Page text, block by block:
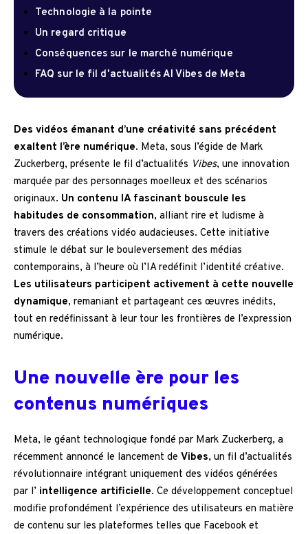
Technologie à la pointe
Un regard critique
Conséquences sur le marché numérique
FAQ sur le fil d'actualités AI Vibes de Meta
Des vidéos émanant d’une créativité sans précédent
exaltent l’ère numérique. Meta, sous l’égide de Mark
Zuckerberg, présente le fil d’actualités Vibes, une innovation
marquée par des personnages moelleux et des scénarios
originaux. Un contenu IA fascinant bouscule les
habitudes de consommation, alliant rire et ludisme à
travers des créations vidéo audacieuses. Cette initiative
stimule le débat sur le bouleversement des médias
contemporains, à l’heure où l’IA redéfinit l’identité créative.
Les utilisateurs participent activement à cette nouvelle
dynamique, remaniant et partageant ces œuvres inédits,
tout en redéfinissant à leur tour les frontières de l’expression
numérique.
Une nouvelle ère pour les
contenus numériques
Meta, le géant technologique fondé par Mark Zuckerberg, a
récemment annoncé le lancement de Vibes, un fil d’actualités
révolutionnaire intégrant uniquement des vidéos générées
par l’ intelligence artificielle. Ce développement conceptuel
modifie profondément l’expérience des utilisateurs en matière
de contenu sur les plateformes telles que Facebook et